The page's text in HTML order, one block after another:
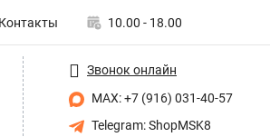
Контакты 10.00 - 18.00
Звонок онлайн
MAX: +7 (916) 031-40-57
Telegram: ShopMSK8